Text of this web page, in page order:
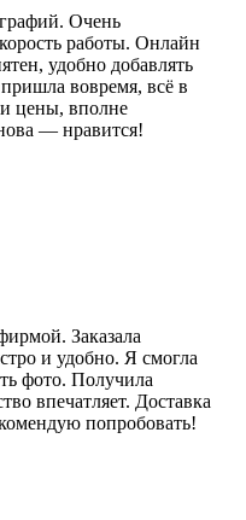
Очень
работы. Онлайн
удобно добавлять
вовремя, всё в
цены, вполне
— нравится!
Заказала
и удобно. Я смогла
фото. Получила
впечатляет. Доставка
попробовать!